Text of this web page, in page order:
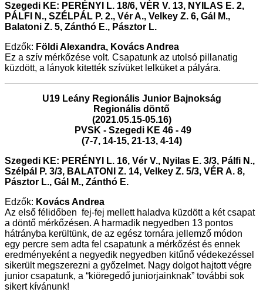
Szegedi KE: PERÉNYI L. 18/6, VÉR V. 13, NYILAS E. 2,
PÁLFI N., SZÉLPÁL P. 2., Vér A., Velkey Z. 6, Gál M.,
Balatoni Z. 5, Zánthó E., Pásztor L.
Edzők: Földi Alexandra, Kovács Andrea
Ez a szív mérkőzése volt. Csapatunk az utolsó pillanatig
küzdött, a lányok kitették szívüket lelküket a pályára.
U19 Leány Regionális Junior Bajnokság
Regionális döntő
(2021.05.15-05.16)
PVSK - Szegedi KE 46 - 49
(7-7, 14-15, 21-13, 4-14)
Szegedi KE: PERÉNYI L. 16, Vér V., Nyilas E. 3/3, Pálfi N.,
Szélpál P. 3/3, BALATONI Z. 14, Velkey Z. 5/3, VÉR A. 8,
Pásztor L., Gál M., Zánthó E.
Edzők: Kovács Andrea
Az első félidőben fej-fej mellett haladva küzdött a két csapat
a döntő mérkőzésen. A harmadik negyedben 13 pontos
hátrányba kerültünk, de az egész tornára jellemző módon
egy percre sem adta fel csapatunk a mérkőzést és ennek
eredményeként a negyedik negyedben kitűnő védekezéssel
sikerült megszerezni a győzelmet. Nagy dolgot hajtott végre
junior csapatunk, a “kiöregedő juniorjainknak” további sok
sikert kívánunk!